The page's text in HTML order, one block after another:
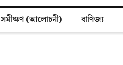
সমীক্ষণ (আলোচনী) বাণিজ্য